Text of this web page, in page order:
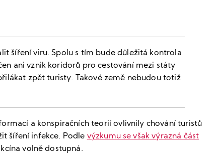
šíření viru. Spolu s tím bude důležitá kontrola
ani vznik koridorů pro cestování mezi státy
zpět turisty. Takové země nebudou totiž
a konspiračních teorií ovlivnily chování turistů
šíření infekce. Podle výzkumu se však výrazná část
volně dostupná.